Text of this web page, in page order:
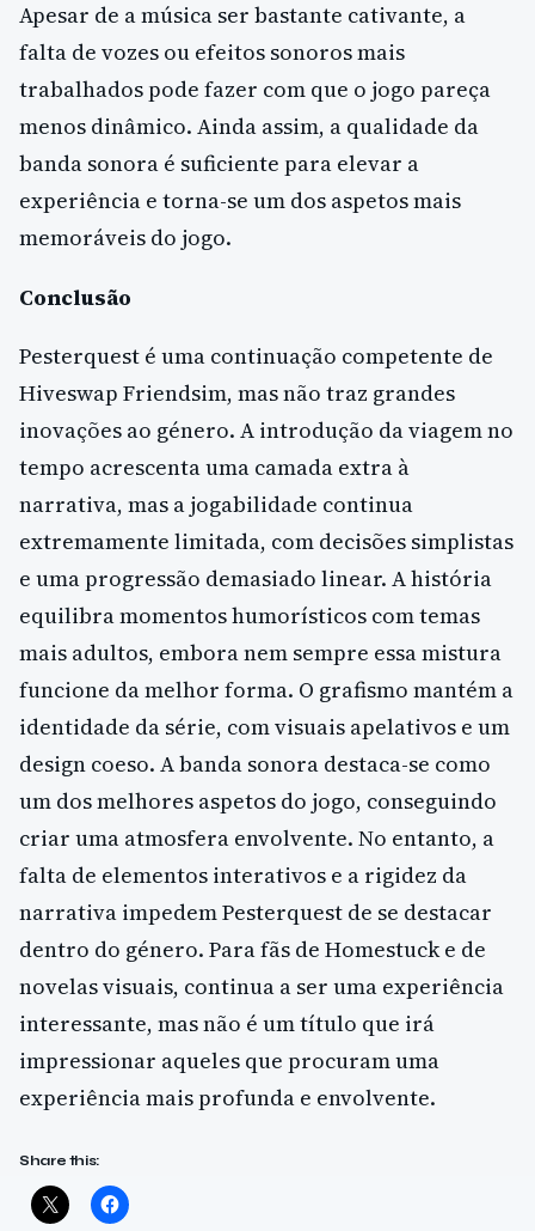
Apesar de a música ser bastante cativante, a
falta de vozes ou efeitos sonoros mais
trabalhados pode fazer com que o jogo pareça
menos dinâmico. Ainda assim, a qualidade da
banda sonora é suficiente para elevar a
experiência e torna-se um dos aspetos mais
memoráveis do jogo.
Conclusão
Pesterquest é uma continuação competente de
Hiveswap Friendsim, mas não traz grandes
inovações ao género. A introdução da viagem no
tempo acrescenta uma camada extra à
narrativa, mas a jogabilidade continua
extremamente limitada, com decisões simplistas
e uma progressão demasiado linear. A história
equilibra momentos humorísticos com temas
mais adultos, embora nem sempre essa mistura
funcione da melhor forma. O grafismo mantém a
identidade da série, com visuais apelativos e um
design coeso. A banda sonora destaca-se como
um dos melhores aspetos do jogo, conseguindo
criar uma atmosfera envolvente. No entanto, a
falta de elementos interativos e a rigidez da
narrativa impedem Pesterquest de se destacar
dentro do género. Para fãs de Homestuck e de
novelas visuais, continua a ser uma experiência
interessante, mas não é um título que irá
impressionar aqueles que procuram uma
experiência mais profunda e envolvente.
Share this: